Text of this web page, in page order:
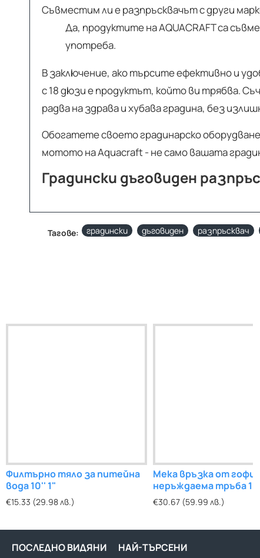
Съвместим ли е разпръсквачът с други
Да, продуктите на AQUACRAFT са
употреба.
В заключение, ако търсите ефективно и
с 18 дюзи е продуктът, който ви трябва.
радва на здрава и хубава градина, без
Обогатете своето градинарско
мотото на Aquacraft - не само вашата
Градински дъговиден
Тагове: градински дъговиден разпръсквач
Филтърно тяло за питейна
вода 10'' 1"
€15.33 (29.98 лв.)
Мека връзка от
неръждаема тръба 1"
300см
€30.67 (59.99 лв.)
ПОСЛЕДНО ВИДЯНИ НАЙ-ТЪРСЕНИ